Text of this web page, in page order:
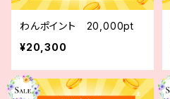
わんポイント 20,000pt
¥20,300